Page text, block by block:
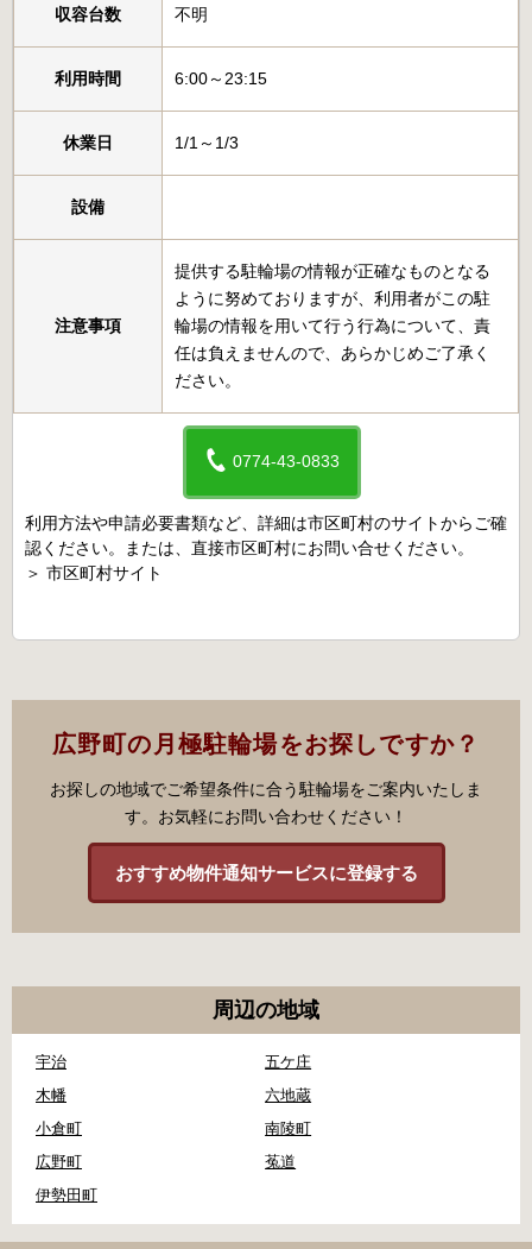
収容台数 不明
利用時間 6:00～23:15
休業日 1/1～1/3
設備
注意事項
提供する駐輪場の情報が正確なものとなる
ように努めておりますが、利用者がこの駐
輪場の情報を用いて行う行為について、責
任は負えませんので、あらかじめご了承く
ださい。
0774-43-0833
利用方法や申請必要書類など、詳細は市区町村のサイトからご確
認ください。または、直接市区町村にお問い合せください。
＞ 市区町村サイト
広野町の月極駐輪場をお探しですか？
お探しの地域でご希望条件に合う駐輪場をご案内いたしま
す。お気軽にお問い合わせください！
おすすめ物件通知サービスに登録する
周辺の地域
宇治
五ケ庄
木幡
六地蔵
小倉町
南陵町
広野町
菟道
伊勢田町